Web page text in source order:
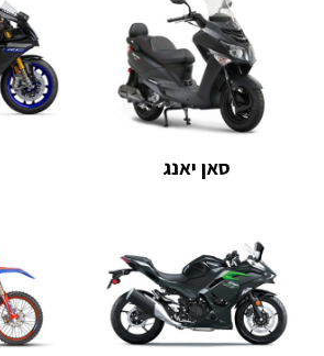
סאן יאנג